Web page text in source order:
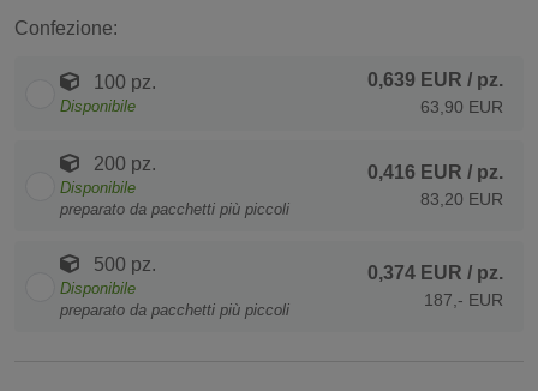
Confezione:
100 pz.
Disponibile
0,639 EUR / pz.
63,90 EUR
200 pz.
Disponibile
preparato da pacchetti più piccoli
0,416 EUR / pz.
83,20 EUR
500 pz.
Disponibile
preparato da pacchetti più piccoli
0,374 EUR / pz.
187,- EUR